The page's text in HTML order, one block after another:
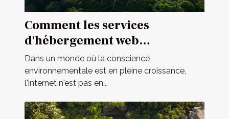
Comment les services
d'hébergement web
écologiques contribuent à un
internet durable
Dans un monde où la conscience
environnementale est en pleine croissance,
l'internet n'est pas en...